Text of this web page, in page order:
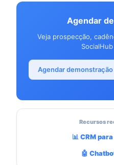
Agendar
Veja prospecção,
Agendar demonstração
Recursos
📊 CRM
🤖